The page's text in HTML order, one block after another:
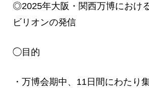
◎2025年大阪・関西万博におけ
ビリオンの発信
◯目的
・万博会期中、11日間にわたり